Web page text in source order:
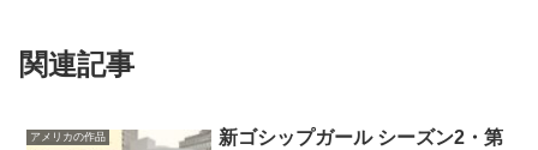
関連記事
アメリカの作品
新ゴシップガール シーズン2・第